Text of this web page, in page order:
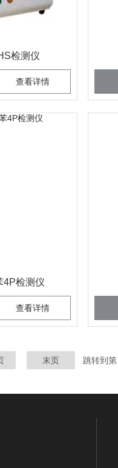
检测仪
查看详情
4P检测仪
查看详情
末页 跳转到第